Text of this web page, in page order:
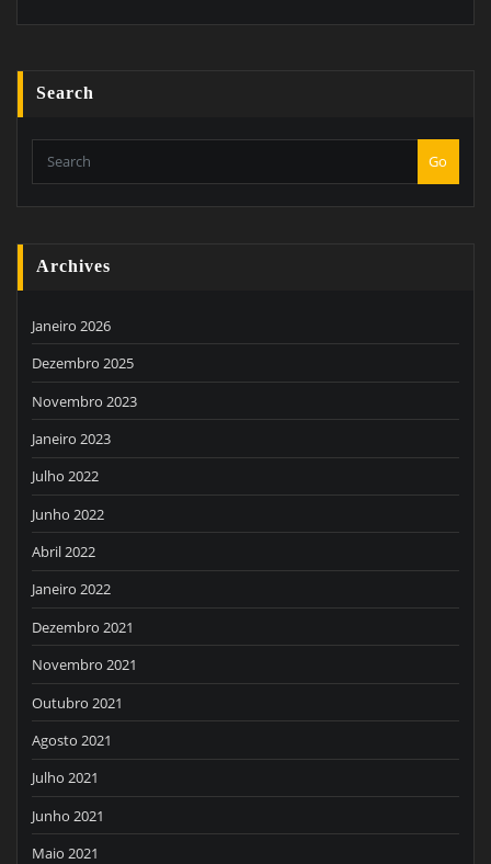
Search
Go
Archives
Janeiro 2026
Dezembro 2025
Novembro 2023
Janeiro 2023
Julho 2022
Junho 2022
Abril 2022
Janeiro 2022
Dezembro 2021
Novembro 2021
Outubro 2021
Agosto 2021
Julho 2021
Junho 2021
Maio 2021